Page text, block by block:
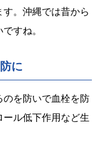
。沖縄では昔から
すね。
に
を防いで血栓を防
ル低下作用など生